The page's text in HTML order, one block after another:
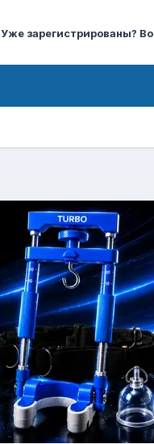
Уже зарегистрированы?